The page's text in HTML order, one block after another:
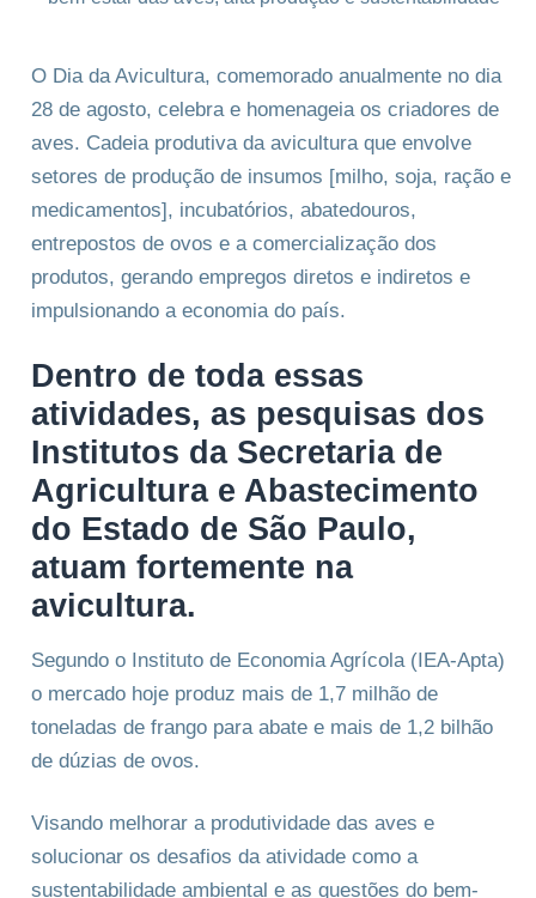
O Dia da Avicultura, comemorado anualmente no dia
28 de agosto, celebra e homenageia os criadores de
aves. Cadeia produtiva da avicultura que envolve
setores de produção de insumos [milho, soja, ração e
medicamentos], incubatórios, abatedouros,
entrepostos de ovos e a comercialização dos
produtos, gerando empregos diretos e indiretos e
impulsionando a economia do país.
Dentro de toda essas
atividades, as pesquisas dos
Institutos da Secretaria de
Agricultura e Abastecimento
do Estado de São Paulo,
atuam fortemente na
avicultura.
Segundo o Instituto de Economia Agrícola (IEA-Apta)
o mercado hoje produz mais de 1,7 milhão de
toneladas de frango para abate e mais de 1,2 bilhão
de dúzias de ovos.
Visando melhorar a produtividade das aves e
solucionar os desafios da atividade como a
sustentabilidade ambiental e as questões do bem-